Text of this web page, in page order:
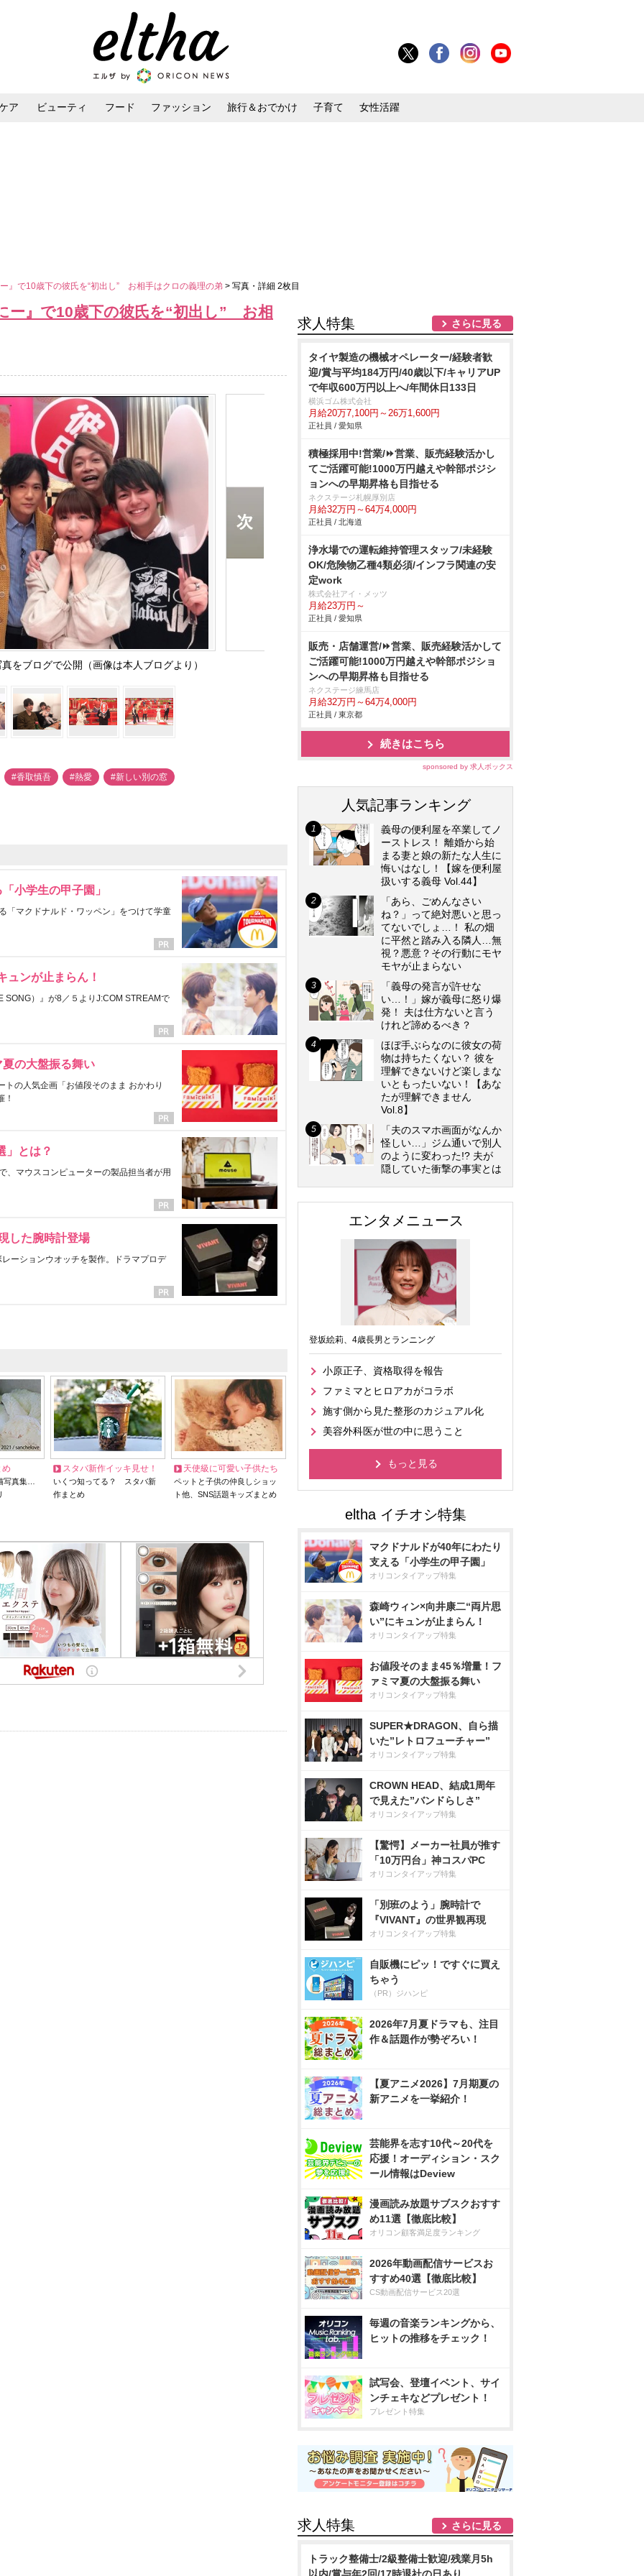
ア ビューティ フード ファッション 旅行＆おでかけ 子育て 女性活躍
』で10歳下の彼氏を“初出し” お相手はクロの義理の弟 > 写真・詳細 2枚目
ー』で10歳下の彼氏を“初出し” お相
をブログで公開（画像は本人ブログより）
#香取慎吾 #熱愛 #新しい別の窓
小学生の甲子園」
「マクドナルド・ワッペン」をつけて学童
ュンが止まらん！
SONG）』が8／５よりJ:COM STREAMで
の大盤振る舞い
の人気企画「お値段そのまま おかわり
！
」とは？
、マウスコンピューターの製品担当者が用
した腕時計登場
ーションウオッチを製作。ドラマプロデ
め
写真集…
スタバ新作イッキ見せ！
いくつ知ってる？ スタバ新
作まとめ
天使級に可愛い子供たち
ペットと子供の仲良しショッ
ト他、SNS話題キッズまとめ
求人特集 さらに見る
タイヤ製造の機械オペレーター/経験者歓
迎/賞与平均184万円/40歳以下/キャリアUP
で年収600万円以上へ/年間休日133日
横浜ゴム株式会社
月給20万7,100円～26万1,600円
正社員 / 愛知県
積極採用中!営業/⏩️営業、販売経験活かし
てご活躍可能!1000万円越えや幹部ポジシ
ョンへの早期昇格も目指せる
ネクステージ札幌厚別店
月給32万円～64万4,000円
正社員 / 北海道
浄水場での運転維持管理スタッフ/未経験
OK/危険物乙種4類必須/インフラ関連の安
定work
株式会社アイ・メッツ
月給23万円～
正社員 / 愛知県
販売・店舗運営/⏩️営業、販売経験活かして
ご活躍可能!1000万円越えや幹部ポジショ
ンへの早期昇格も目指せる
ネクステージ練馬店
月給32万円～64万4,000円
正社員 / 東京都
続きはこちら
sponsored by 求人ボックス
人気記事ランキング
義母の便利屋を卒業してノ
ーストレス！ 離婚から始
まる妻と娘の新たな人生に
悔いはなし！【嫁を便利屋
扱いする義母 Vol.44】
「あら、ごめんなさい
ね？」って絶対悪いと思っ
てないでしょ…！ 私の畑
に平然と踏み入る隣人…無
視？悪意？その行動にモヤ
モヤが止まらない
「義母の発言が許せな
い…！」嫁が義母に怒り爆
発！ 夫は仕方ないと言う
けれど諦めるべき？
ほぼ手ぶらなのに彼女の荷
物は持ちたくない？ 彼を
理解できないけど楽しまな
いともったいない！【あな
たが理解できません
Vol.8】
「夫のスマホ画面がなんか
怪しい…」ジム通いで別人
のように変わった!? 夫が
隠していた衝撃の事実とは
エンタメニュース
登坂絵莉、4歳長男とランニング
小原正子、資格取得を報告
ファミマとヒロアカがコラボ
施す側から見た整形のカジュアル化
美容外科医が世の中に思うこと
もっと見る
マクドナルドが40年にわたり
支える「小学生の甲子園」
オリコンタイアップ特集
森崎ウィン×向井康二“両片思
い”にキュンが止まらん！
オリコンタイアップ特集
お値段そのまま45％増量！フ
ァミマ夏の大盤振る舞い
オリコンタイアップ特集
SUPER★DRAGON、自ら描
いた”レトロフューチャー”
オリコンタイアップ特集
CROWN HEAD、結成1周年
で見えた”バンドらしさ”
オリコンタイアップ特集
【驚愕】メーカー社員が推す
「10万円台」神コスパPC
オリコンタイアップ特集
「別班のよう」腕時計で
『VIVANT』の世界観再現
オリコンタイアップ特集
自販機にピッ！ですぐに買え
ちゃう
（PR）ジハンピ
2026年7月夏ドラマも、注目
作＆話題作が勢ぞろい！
【夏アニメ2026】7月期夏の
新アニメを一挙紹介！
芸能界を志す10代～20代を
応援！オーディション・スク
ール情報はDeview
漫画読み放題サブスクおすす
め11選【徹底比較】
オリコン顧客満足度ランキング
2026年動画配信サービスお
すすめ40選【徹底比較】
CS動画配信サービス20選
毎週の音楽ランキングから、
ヒットの推移をチェック！
試写会、登壇イベント、サイ
ンチェキなどプレゼント！
プレゼント特集
求人特集 さらに見る
トラック整備士/2級整備士歓迎/残業月5h